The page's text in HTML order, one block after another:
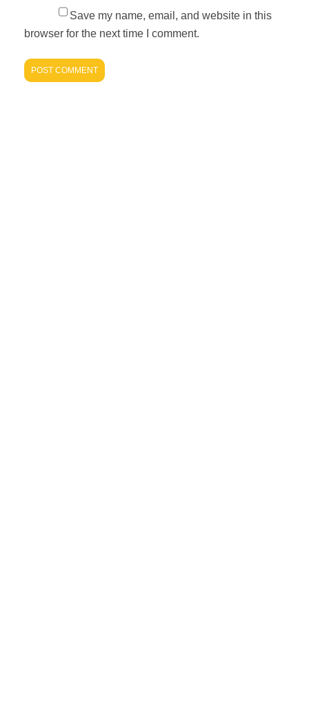
Save my name, email, and website in this
browser for the next time I comment.